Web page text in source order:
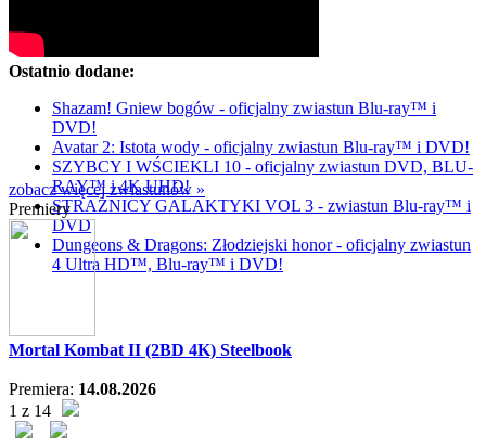
Ostatnio dodane:
Shazam! Gniew bogów - oficjalny zwiastun Blu-ray™ i
DVD!
Avatar 2: Istota wody - oficjalny zwiastun Blu-ray™ i DVD!
SZYBCY I WŚCIEKLI 10 - oficjalny zwiastun DVD, BLU-
RAY™ i 4K UHD!
STRAŻNICY GALAKTYKI VOL 3 - zwiastun Blu-ray™ i
DVD
Dungeons & Dragons: Złodziejski honor - oficjalny zwiastun
4 Ultra HD™, Blu-ray™ i DVD!
zobacz więcej zwiastunów »
Premiery
Mortal Kombat II (2BD 4K) Steelbook
Premiera: 14.08.2026
1 z 14